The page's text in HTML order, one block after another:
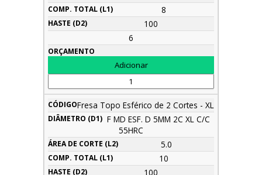
8
100
6
Fresa Topo Esférico de 2 Cortes - XL
F MD ESF. D 5MM 2C XL C/C
55HRC
5.0
10
100